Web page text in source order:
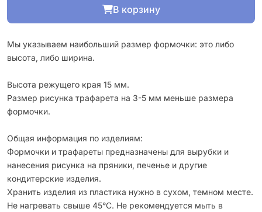
В корзину
Мы указываем наибольший размер формочки: это либо
высота, либо ширина.
Высота режущего края 15 мм.
Размер рисунка трафарета на 3-5 мм меньше размера
формочки.
Общая информация по изделиям:
Формочки и трафареты предназначены для вырубки и
нанесения рисунка на пряники, печенье и другие
кондитерские изделия.
Хранить изделия из пластика нужно в сухом, темном месте.
Не нагревать свыше 45°С. Не рекомендуется мыть в